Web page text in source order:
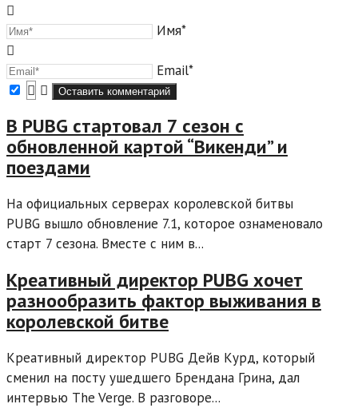
Имя*
Email*
В PUBG стартовал 7 сезон с
обновленной картой “Викенди” и
поездами
На официальных серверах королевской битвы
PUBG вышло обновление 7.1, которое ознаменовало
старт 7 сезона. Вместе с ним в...
Креативный директор PUBG хочет
разнообразить фактор выживания в
королевской битве
Креативный директор PUBG Дейв Курд, который
сменил на посту ушедшего Брендана Грина, дал
интервью The Verge. В разговоре...